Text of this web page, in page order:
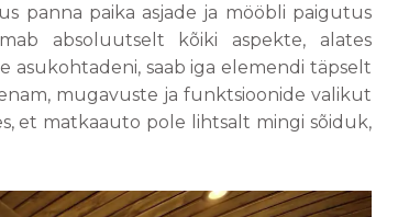
panna paika asjade ja mööbli paigutus
absoluutselt kõiki aspekte, alates
saab iga elemendi täpselt
mugavuste ja funktsioonide valikut
et matkaauto pole lihtsalt mingi sõiduk,